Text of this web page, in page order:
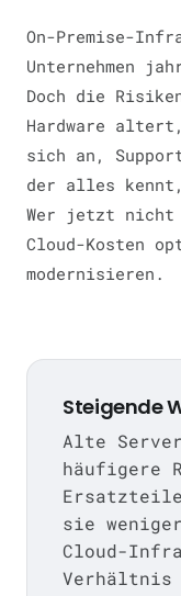
On-Premise-
Unternehmen
Doch die
Hardware
sich an,
der alles
Wer jetzt nicht
Cloud-Kosten
modernisieren.
Steigende
Alte
häufigere
sie
Cloud-
Verhältnis